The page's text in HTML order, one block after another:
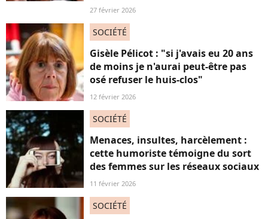
27 février 2026
SOCIÉTÉ
Gisèle Pélicot : "si j'avais eu 20 ans
de moins je n'aurai peut-être pas
osé refuser le huis-clos"
12 février 2026
SOCIÉTÉ
Menaces, insultes, harcèlement :
cette humoriste témoigne du sort
des femmes sur les réseaux sociaux
11 février 2026
SOCIÉTÉ